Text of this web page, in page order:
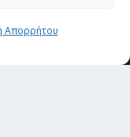
Απορρήτου